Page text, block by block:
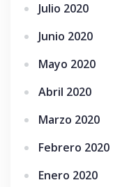
Julio 2020
Junio 2020
Mayo 2020
Abril 2020
Marzo 2020
Febrero 2020
Enero 2020